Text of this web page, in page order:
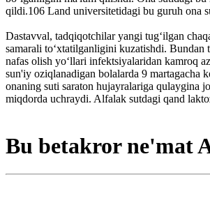
qildi.106 Land universitetidagi bu guruh ona
Dastavval, tadqiqotchilar yangi tug‘ilgan
samarali to‘xtatilganligini kuzatishdi. Bundan
nafas olish yo‘llari infektsiyalaridan kamroq
sun'iy oziqlanadigan bolalarda 9 martagacha
onaning suti saraton hujayralariga qulaygina
miqdorda uchraydi. Alfalak sutdagi qand
Bu betakror ne'mat